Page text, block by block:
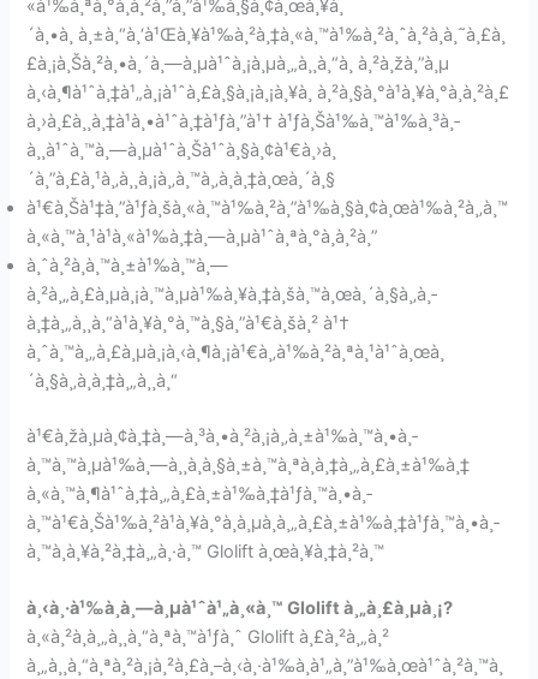
«à¹‰à¸ªà¸°à¸­à¸²à¸”à¸”à¹‰à¸§à¸¢à¸œà¸¥à¸
´à¸•à¸ à¸±à¸“à¸‘à¹Œà¸¥à¹‰à¸²à¸‡à¸«à¸™à¹‰à¸²à¸ˆà¸²à¸à¸˜à¸£à¸
£à¸¡à¸Šà¸²à¸•à¸´à¸—à¸µà¹ˆà¸¡à¸µà¸„à¸¸à¸“à¸ à¸²à¸žà¸”à¸µ
à¸‹à¸¶à¹ˆà¸‡à¹„à¸¡à¹ˆà¸£à¸§à¸¡à¸¡à¸¥à¸ à¸²à¸§à¸°à¹à¸¥à¸°à¸à¸²à¸£
à¸›à¸£à¸¸à¸‡à¹à¸•à¹ˆà¸‡à¹ƒà¸”à¹† à¹ƒà¸Šà¹‰à¸™à¹‰à¸³à¸­
à¸¸à¹ˆà¸™à¸—à¸µà¹ˆà¸Šà¹ˆà¸§à¸¢à¹€à¸›à¸
´à¸”à¸£à¸¹à¸‚à¸¸à¸¡à¸‚à¸™à¸‚à¸­à¸‡à¸œà¸´à¸§
à¹€à¸Šà¹‡à¸”à¹ƒà¸šà¸«à¸™à¹‰à¸²à¸”à¹‰à¸§à¸¢à¸œà¹‰à¸²à¸‚à¸™
à¸«à¸™à¸¹à¹à¸«à¹‰à¸‡à¸—à¸µà¹ˆà¸ªà¸°à¸­à¸²à¸”
à¸ˆà¸²à¸à¸™à¸±à¹‰à¸™à¸—
à¸²à¸„à¸£à¸µà¸¡à¸™à¸µà¹‰à¸¥à¸‡à¸šà¸™à¸œà¸´à¸§à¸‚à¸­
à¸‡à¸„à¸¸à¸“à¹à¸¥à¸°à¸™à¸§à¸”à¹€à¸šà¸² à¹†
à¸ˆà¸™à¸„à¸£à¸µà¸¡à¸‹à¸¶à¸¡à¹€à¸‚à¹‰à¸²à¸ªà¸¹à¹ˆà¸œà¸
´à¸§à¸‚à¸­à¸‡à¸„à¸¸à¸“
à¹€à¸žà¸µà¸¢à¸‡à¸—à¸³à¸•à¸²à¸¡à¸‚à¸±à¹‰à¸™à¸•à¸­
à¸™à¸™à¸µà¹‰à¸—à¸¸à¸à¸§à¸±à¸™à¸ªà¸­à¸‡à¸„à¸£à¸±à¹‰à¸‡
à¸«à¸™à¸¶à¹ˆà¸‡à¸„à¸£à¸±à¹‰à¸‡à¹ƒà¸™à¸•à¸­
à¸™à¹€à¸Šà¹‰à¸²à¹à¸¥à¸°à¸­à¸µà¸à¸„à¸£à¸±à¹‰à¸‡à¹ƒà¸™à¸•à¸­
à¸™à¸à¸¥à¸²à¸‡à¸„à¸·à¸™ Glolift à¸œà¸¥à¸‡à¸²à¸™
à¸‹à¸·à¹‰à¸­à¸—à¸µà¹ˆà¹„à¸«à¸™ Glolift à¸„à¸£à¸µà¸¡?
à¸«à¸²à¸à¸„à¸¸à¸“à¸ªà¸™à¹ƒà¸ˆ Glolift à¸£à¸²à¸„à¸²
à¸„à¸¸à¸“à¸ªà¸²à¸¡à¸²à¸£à¸–à¸‹à¸·à¹‰à¸­à¹„à¸”à¹‰à¸œà¹ˆà¸²à¸™à¸